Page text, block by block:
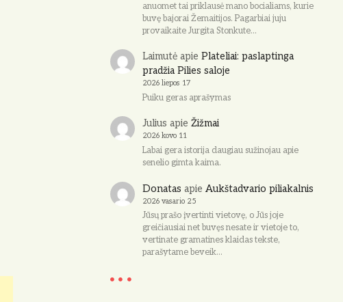
anuomet tai priklausė mano bocialiams, kurie
buvę bajorai Žemaitijos. Pagarbiai juju
provaikaite Jurgita Stonkute…
Laimutėapie Plateliai: paslaptinga
pradžia Pilies saloje
2026 liepos 17
Puiku geras aprašymas
Julius apie Žižmai
2026 kovo 11
Labai gera istorija daugiau sužinojau apie
senelio gimta kaima.
Donatas apie Aukštadvario piliakalnis
2026 vasario 25
Jūsų prašo įvertinti vietovę, o Jūs joje
greičiausiai net buvęs nesate ir vietoje to,
vertinate gramatines klaidas tekste,
parašytame beveik…